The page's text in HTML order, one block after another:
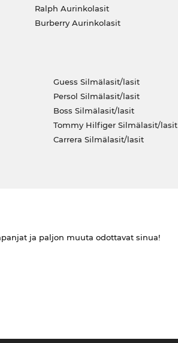
Ralph Aurinkolasit
Burberry Aurinkolasit
Guess Silmälasit/lasit
Persol Silmälasit/lasit
Boss Silmälasit/lasit
Tommy Hilfiger Silmälasit/lasit
Carrera Silmälasit/lasit
ja paljon muuta odottavat sinua!